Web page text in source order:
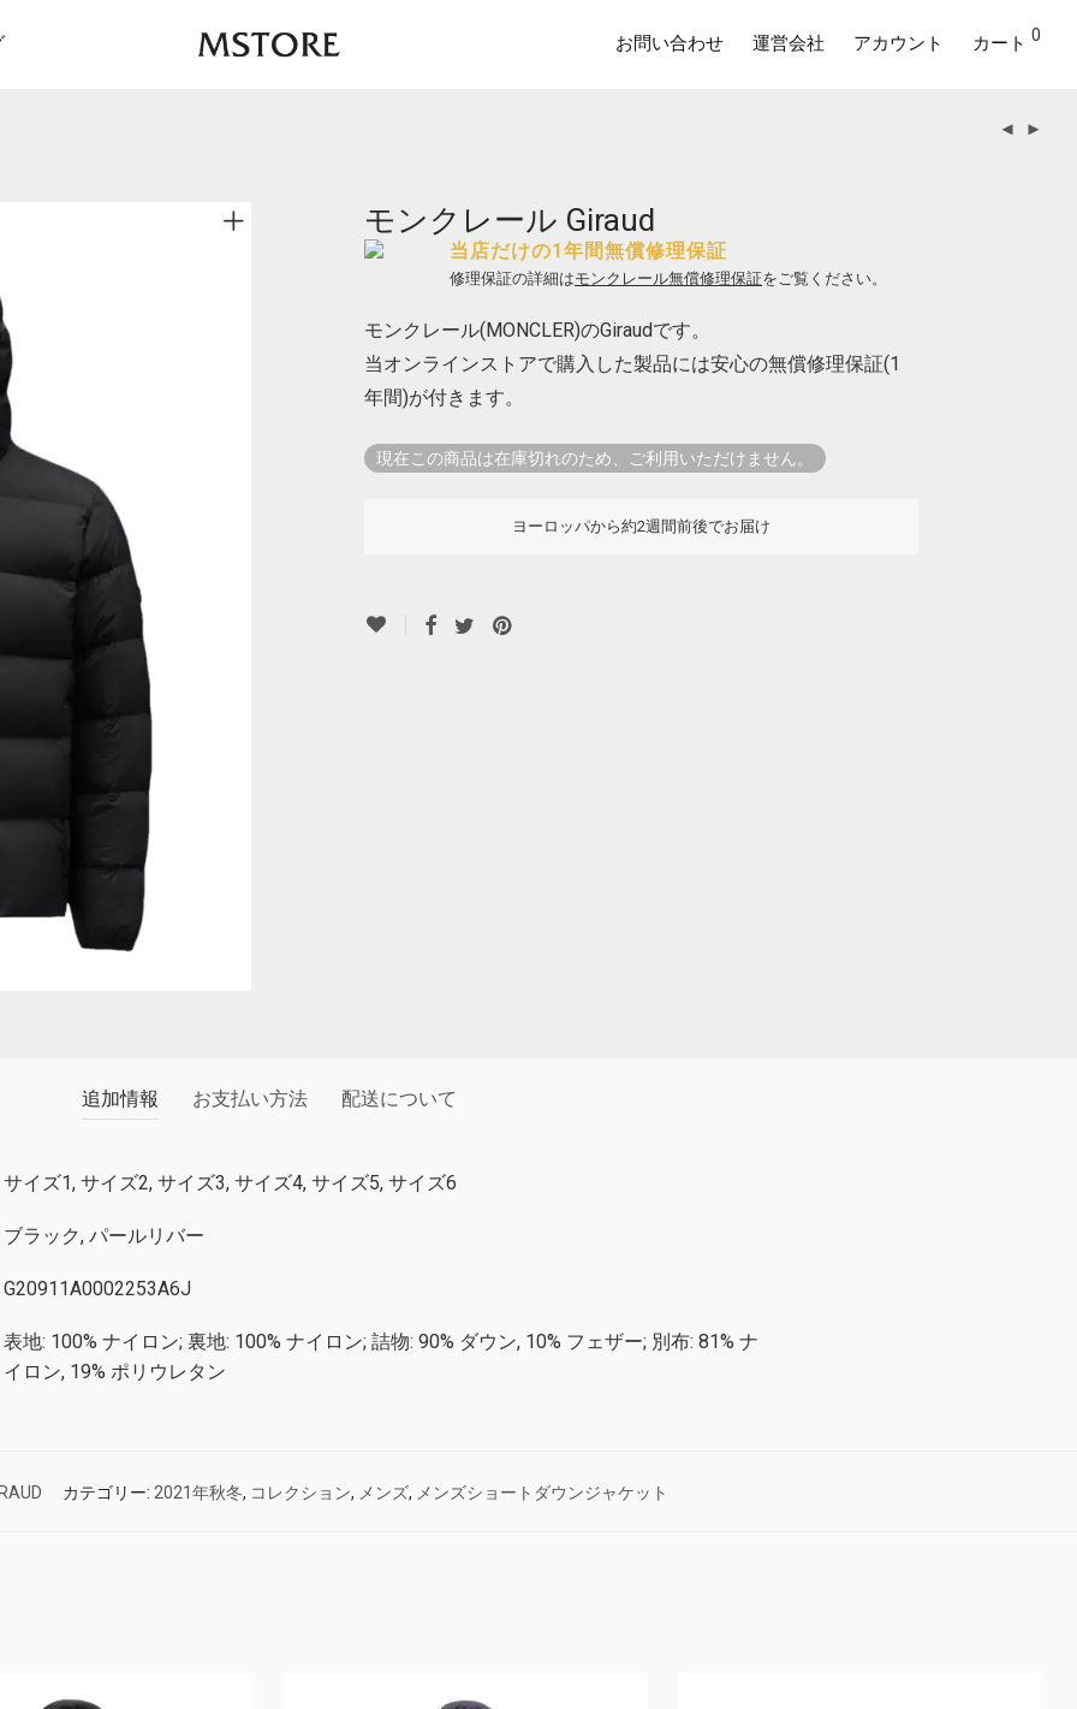
お問い合わせ 運営会社 アカウント カート 0
モンクレール Giraud
当店だけの1年間無償修理保証
修理保証の詳細はモンクレール無償修理保証をご覧ください。
モンクレール(MONCLER)のGiraudです。
当オンラインストアで購入した製品には安心の無償修理保証(1
年間)が付きます。
現在この商品は在庫切れのため、ご利用いただけません。
ヨーロッパから約2週間前後でお届け
追加情報 お支払い方法 配送について
サイズ1, サイズ2, サイズ3, サイズ4, サイズ5, サイズ6
ブラック, パールリバー
G20911A0002253A6J
表地: 100% ナイロン; 裏地: 100% ナイロン; 詰物: 90% ダウン, 10% フェザー; 別布: 81% ナ
イロン, 19% ポリウレタン
カテゴリー: 2021年秋冬, コレクション, メンズ, メンズショートダウンジャケット